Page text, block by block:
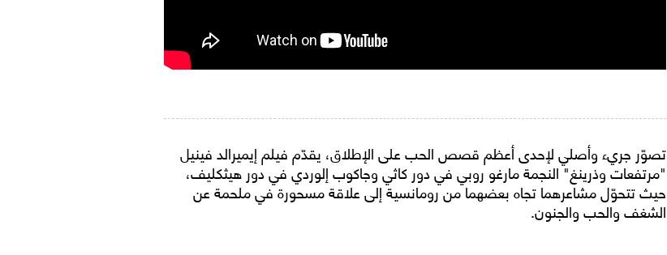
تصوّر جريء وأصلي لإحدى أعظم قصص الحب على الإطلاق، يقدّم فيلم إيميرالد فينيل
"مرتفعات وذرينغ" النجمة مارغو روبي في دور كاثي وجاكوب إلوردي في دور هيثكليف،
حيث تتحوّل مشاعرهما تجاه بعضهما من رومانسية إلى علاقة مسحورة في ملحمة عن
الشغف والحب والجنون.